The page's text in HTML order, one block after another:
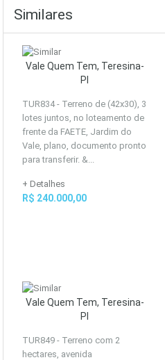
Similares
Vale Quem Tem, Teresina-
PI
TUR834 - Terreno de (42x30), 3
lotes juntos, no loteamento de
frente da FAETE, Jardim do
Vale, plano, documento pronto
para transferir. &...
+ Detalhes
R$ 240.000,00
Vale Quem Tem, Teresina-
PI
TUR849 - Terreno com 2
hectares, avenida